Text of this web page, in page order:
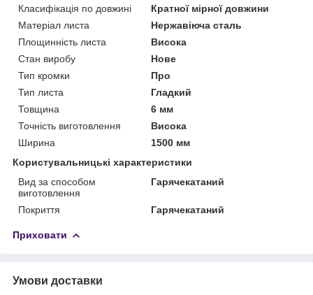
Класифікація по довжині
Кратної мірної довжини
Матеріал листа
Нержавіюча сталь
Площинність листа
Висока
Стан виробу
Нове
Тип кромки
Про
Тип листа
Гладкий
Товщина
6 мм
Точність виготовлення
Висока
Ширина
1500 мм
Користувальницькі характеристики
Вид за способом
виготовлення
Гарячекатаний
Покриття Гарячекатаний
Приховати
Умови доставки